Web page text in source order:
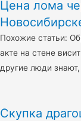
Цена лома
Похожие статьи:
акте на стене
другие люди знают,
Скупка